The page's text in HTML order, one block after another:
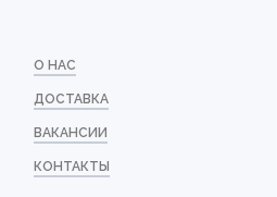
О НАС
ДОСТАВКА
ВАКАНСИИ
КОНТАКТЫ